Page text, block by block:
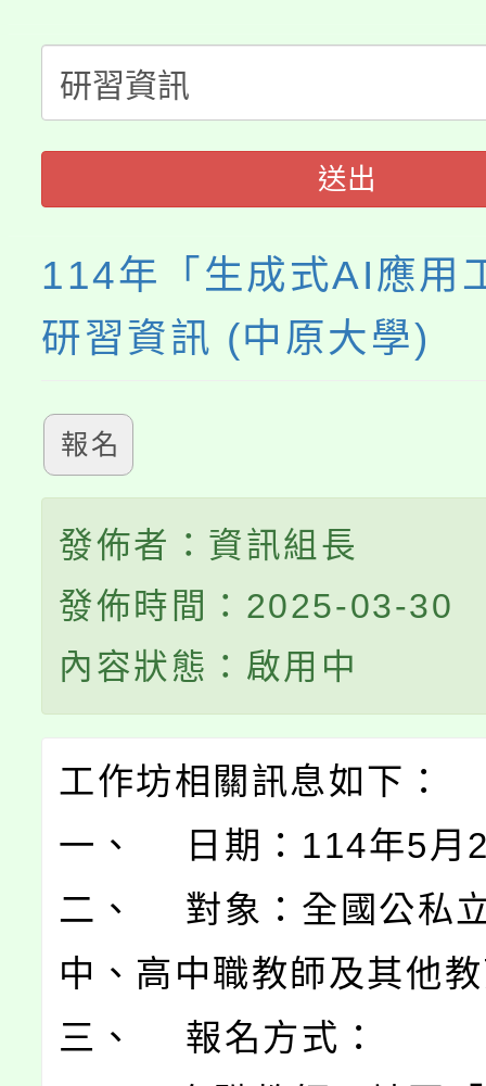
代理(課)教師甄選結果(
公告本校115學年度第
代理(課)教師甄選結果(
轉知中國文化大學推廣
《TA101》溝通分析基
程，歡迎學生輔導中心
心理、諮商輔導、社會
系所師生報名參加。
送出
114年「生成式AI應用
研習資訊 (中原大學)
報名
發佈者：資訊組長
發佈時間：2025-03-30
內容狀態：啟用中
工作坊相關訊息如下：
一、 日期：114年5月
二、 對象：全國公私
中、高中職教師及其他
三、 報名方式：